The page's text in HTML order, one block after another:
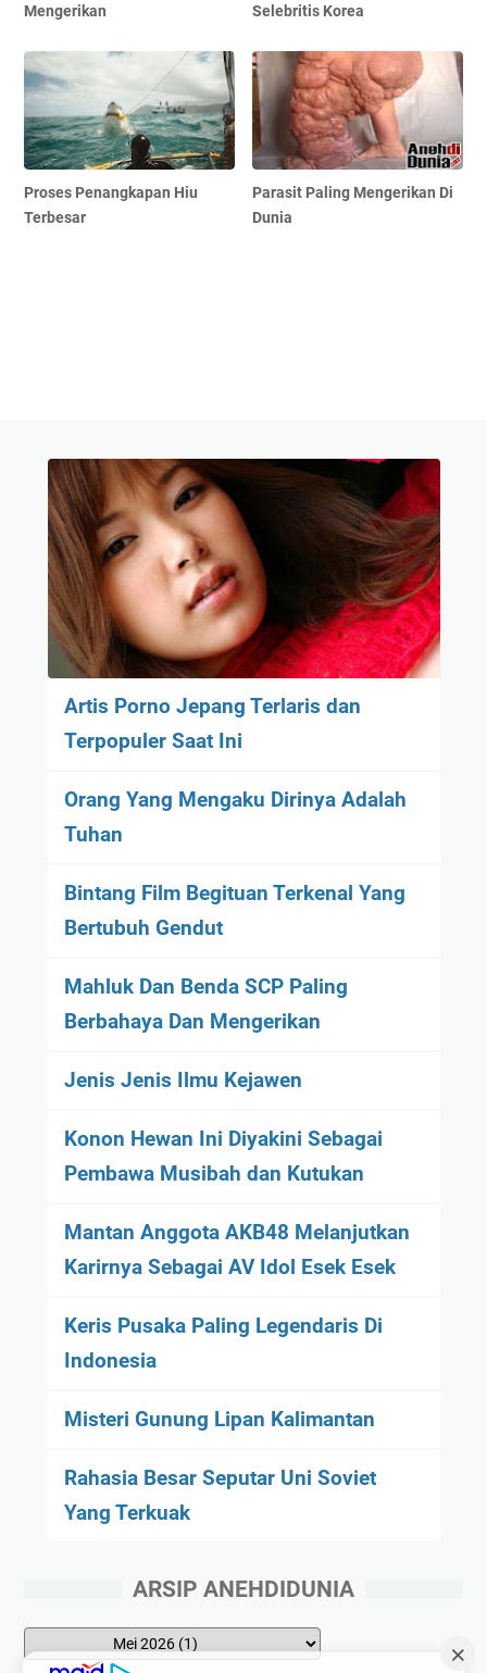
Mengerikan
Selebritis Korea
Proses Penangkapan Hiu
Terbesar
Parasit Paling Mengerikan Di
Dunia
Artis Porno Jepang Terlaris dan
Terpopuler Saat Ini
Orang Yang Mengaku Dirinya Adalah
Tuhan
Bintang Film Begituan Terkenal Yang
Bertubuh Gendut
Mahluk Dan Benda SCP Paling
Berbahaya Dan Mengerikan
Jenis Jenis Ilmu Kejawen
Konon Hewan Ini Diyakini Sebagai
Pembawa Musibah dan Kutukan
Mantan Anggota AKB48 Melanjutkan
Karirnya Sebagai AV Idol Esek Esek
Keris Pusaka Paling Legendaris Di
Indonesia
Misteri Gunung Lipan Kalimantan
Rahasia Besar Seputar Uni Soviet
Yang Terkuak
ARSIP ANEHDIDUNIA